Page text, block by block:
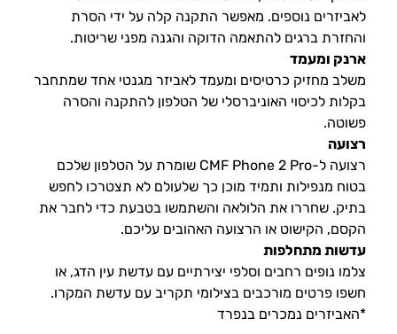
לאביזרים נוספים. מאפשר התקנה קלה על ידי הסרת
והחזרת ברגים להתאמה הדוקה והגנה מפני שריטות.
ארנק ומעמד
משלב מחזיק כרטיסים ומעמד לאביזר מגנטי אחד שמתחבר
בקלות לכיסוי האוניברסלי של הטלפון להתקנה והסרה
פשוטה.
רצועה
רצועה ל-CMF Phone 2 Pro שומרת על הטלפון שלכם
בטוח מנפילות ותמיד מוכן כך שלעולם לא תצטרכו לחפש
בתיק. שחררו את הלולאה והשתמשו בטבעת כדי לחבר את
הקסם, הקישוט או הרצועה האהובים עליכם.
עדשות מתחלפות
צלמו נופים רחבים וסלפי יצירתיים עם עדשת עין הדג, או
חשפו פרטים מורכבים בצילומי תקריב עם עדשת המקרו.
*האביזרים נמכרים בנפרד